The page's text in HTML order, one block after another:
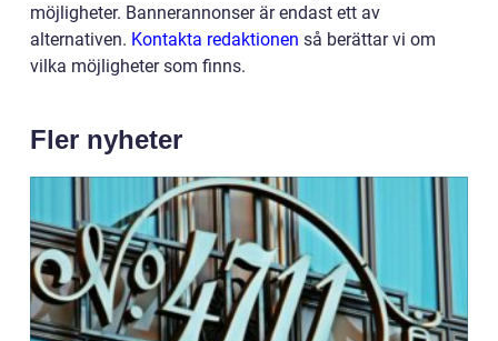
möjligheter. Bannerannonser är endast ett av
alternativen. Kontakta redaktionen så berättar vi om
vilka möjligheter som finns.
Fler nyheter